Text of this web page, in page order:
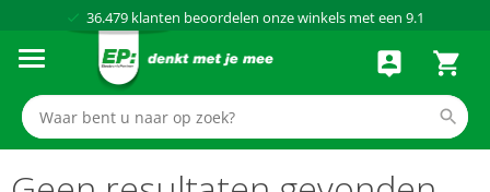
36.479 klanten beoordelen onze winkels met een 9.1
Al meer dan
dé elektronicaspecialist
Achteraf betalen via Klarna